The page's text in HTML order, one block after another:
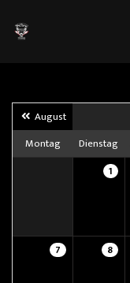
August
Montag
Dienstag
1
7 8